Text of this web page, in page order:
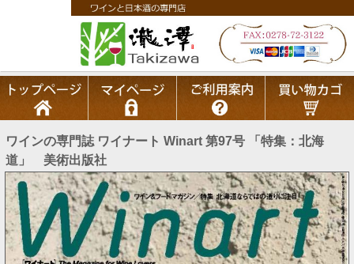
ワインの専門誌 ワイナート Winart 第97号 「特集：北海
道」 美術出版社